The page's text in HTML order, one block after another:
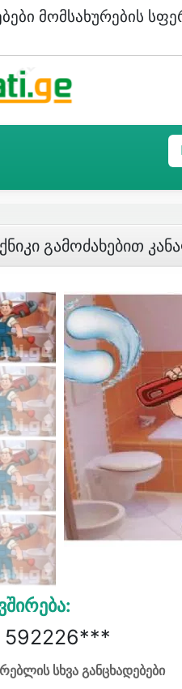
Მომსახურების
Გამოძახებით
592226***
სხვა განცხადებები